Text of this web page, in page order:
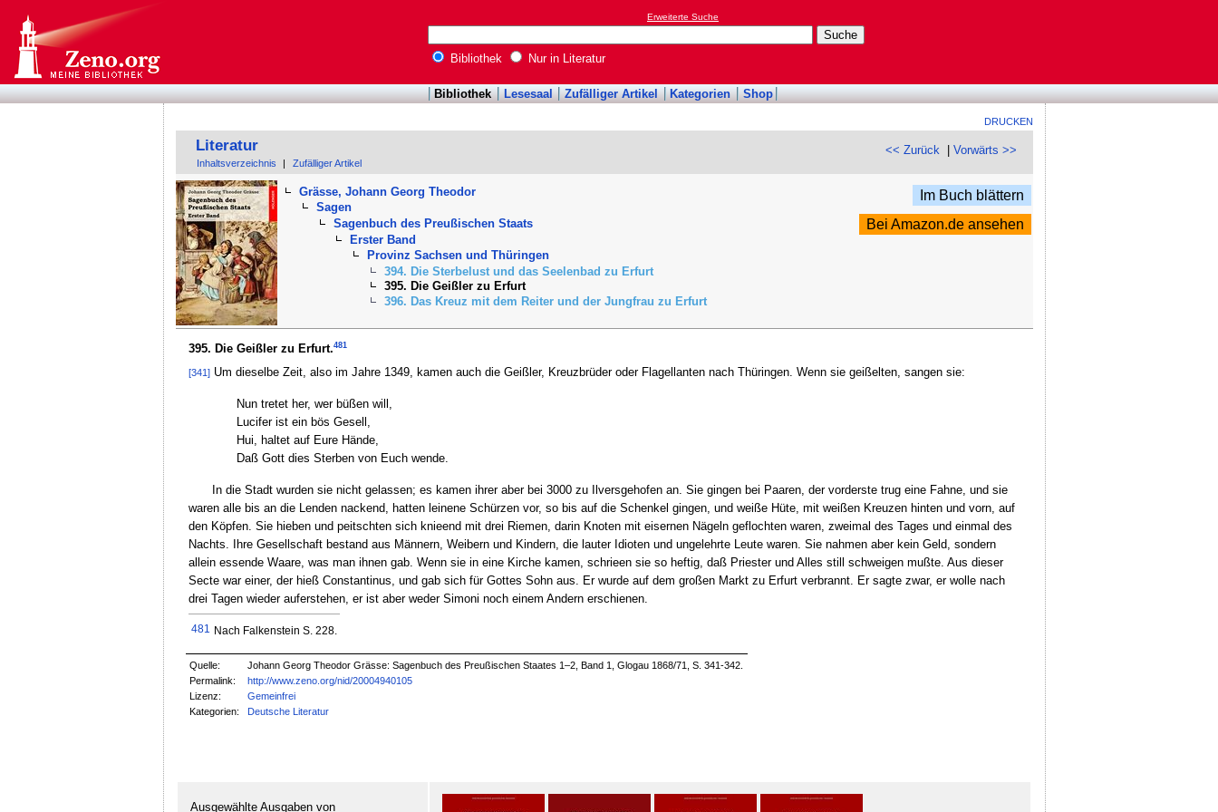
Erweiterte Suche
Bibliothek Nur in Literatur
Bibliothek Lesesaal Zufälliger Artikel Kategorien Shop
DRUCKEN
<< Zurück |Vorwärts >>
Literatur
Inhaltsverzeichnis Zufälliger Artikel
Grässe, Johann Georg Theodor
Sagen
Sagenbuch des Preußischen Staats
Erster Band
Provinz Sachsen und Thüringen
394. Die Sterbelust und das Seelenbad zu Erfurt
395. Die Geißler zu Erfurt
396. Das Kreuz mit dem Reiter und der Jungfrau zu Erfurt
Im Buch blättern
Bei Amazon.de ansehen
395. Die Geißler zu Erfurt.481
[341]Um dieselbe Zeit, also im Jahre 1349, kamen auch die Geißler, Kreuzbrüder oder Flagellanten nach Thüringen. Wenn sie geißelten, sangen sie:
Nun tretet her, wer büßen will,
Lucifer ist ein bös Gesell,
Hui, haltet auf Eure Hände,
Daß Gott dies Sterben von Euch wende.
In die Stadt wurden sie nicht gelassen; es kamen ihrer aber bei 3000 zu Ilversgehofen an. Sie gingen bei Paaren, der vorderste trug eine Fahne, und sie
waren alle bis an die Lenden nackend, hatten leinene Schürzen vor, so bis auf die Schenkel gingen, und weiße Hüte, mit weißen Kreuzen hinten und vorn, auf
den Köpfen. Sie hieben und peitschten sich knieend mit drei Riemen, darin Knoten mit eisernen Nägeln geflochten waren, zweimal des Tages und einmal des
Nachts. Ihre Gesellschaft bestand aus Männern, Weibern und Kindern, die lauter Idioten und ungelehrte Leute waren. Sie nahmen aber kein Geld, sondern
allein essende Waare, was man ihnen gab. Wenn sie in eine Kirche kamen, schrieen sie so heftig, daß Priester und Alles still schweigen mußte. Aus dieser
Secte war einer, der hieß Constantinus, und gab sich für Gottes Sohn aus. Er wurde auf dem großen Markt zu Erfurt verbrannt. Er sagte zwar, er wolle nach
drei Tagen wieder auferstehen, er ist aber weder Simoni noch einem Andern erschienen.
481 Nach Falkenstein S. 228.
Quelle:
Johann Georg Theodor Grässe: Sagenbuch des Preußischen Staates 1–2, Band 1, Glogau 1868/71, S. 341-342.
Permalink:
http://www.zeno.org/nid/20004940105
Lizenz:
Gemeinfrei
Kategorien:
Deutsche Literatur
Ausgewählte Ausgaben von